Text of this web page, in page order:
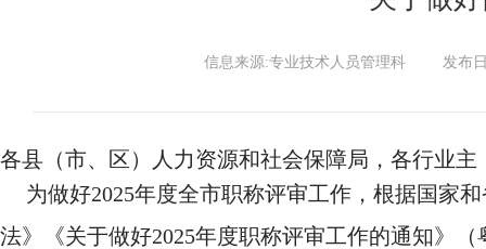
信息来源:专业技术人员管理科 发布
各县（市、区）人力资源和社会保障局，各行业
为做好2025年度全市职称评审工作，根据国家
法》《关于做好2025年度职称评审工作的通知》